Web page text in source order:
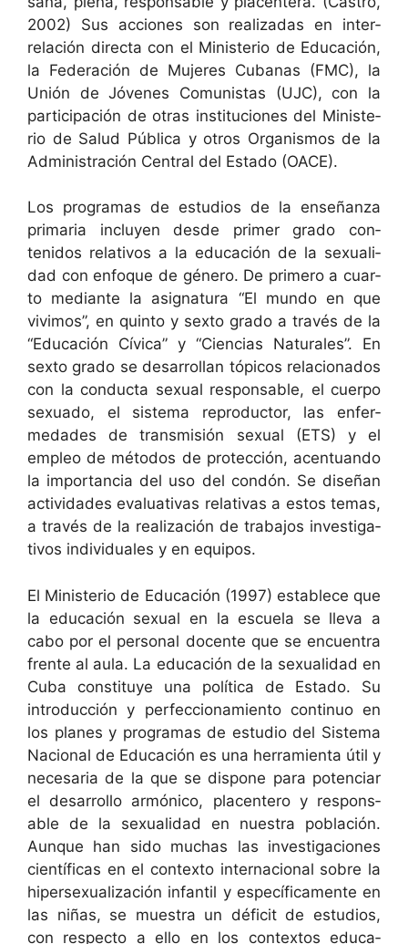
2002) Sus acciones son real­izadas en inter­
relación direc­ta con el Min­is­te­rio de Edu­cación,
la Fed­eración de Mujeres Cubanas (FMC), la
Unión de Jóvenes Comu­nistas (UJC), con la
par­tic­i­pación de otras insti­tu­ciones del Min­is­te­
rio de Salud Públi­ca y otros Organ­is­mos de la
Admin­is­tración Cen­tral del Esta­do (OACE).
Los pro­gra­mas de estu­dios de la enseñan­za
pri­maria incluyen des­de primer gra­do con­
tenidos rel­a­tivos a la edu­cación de la sex­u­al­i­
dad con enfoque de género. De primero a cuar­
to medi­ante la asig­natu­ra “El mun­do en que
vivi­mos”, en quin­to y sex­to gra­do a través de la
“Edu­cación Cívi­ca” y “Cien­cias Nat­u­rales”. En
sex­to gra­do se desar­rol­lan tópi­cos rela­ciona­dos
con la con­duc­ta sex­u­al respon­s­able, el cuer­po
sex­u­a­do, el sis­tema repro­duc­tor, las enfer­
medades de trans­misión sex­u­al (ETS) y el
empleo de méto­dos de pro­tec­ción, acen­tuan­do
la impor­tan­cia del uso del condón. Se dis­eñan
activi­dades eval­u­a­ti­vas rel­a­ti­vas a estos temas,
a través de la real­ización de tra­ba­jos inves­tiga­
tivos indi­vid­uales y en equipos.
El Min­is­te­rio de Edu­cación (1997) establece que
la edu­cación sex­u­al en la escuela se lle­va a
cabo por el per­son­al docente que se encuen­tra
frente al aula. La edu­cación de la sex­u­al­i­dad en
Cuba con­sti­tuye una políti­ca de Esta­do. Su
intro­duc­ción y per­fec­cionamien­to con­tin­uo en
los planes y pro­gra­mas de estu­dio del Sis­tema
Nacional de Edu­cación es una her­ramien­ta útil y
nece­saria de la que se dispone para poten­ciar
el desar­rol­lo armóni­co, pla­cen­tero y respon­s­
able de la sex­u­al­i­dad en nues­tra población.
Aunque han sido muchas las inves­ti­ga­ciones
cien­tí­fi­cas en el con­tex­to inter­na­cional sobre la
hiper­sex­u­al­ización infan­til y especí­fi­ca­mente en
las niñas, se mues­tra un déficit de estu­dios,
con respec­to a ello en los con­tex­tos edu­ca­